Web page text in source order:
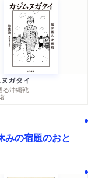
ガタイ
る沖縄戦
著
みの宿題のおと